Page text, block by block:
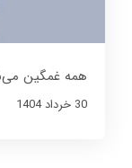
همه غمگین
30 خرداد 1404